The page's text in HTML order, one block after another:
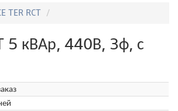
TER RCT
5 кВАр, 440В, 3ф, с